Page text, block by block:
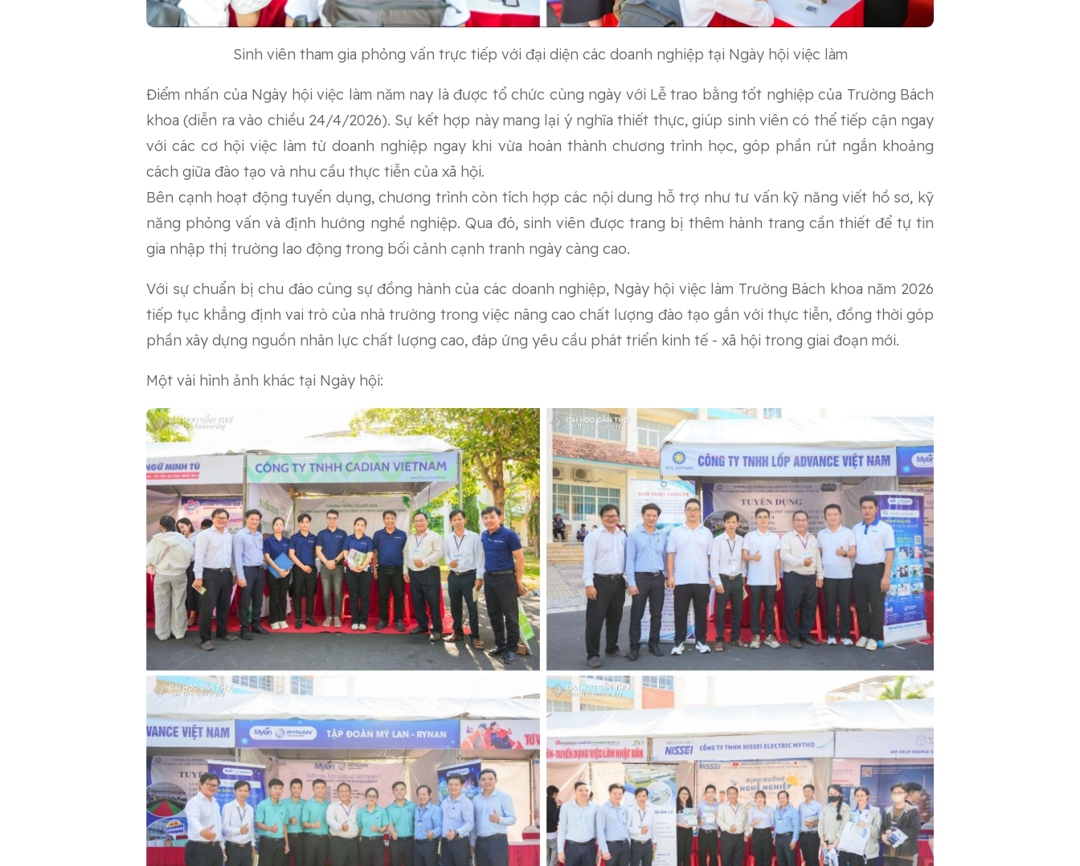
Sinh viên tham gia phỏng vấn trực tiếp với đại diện các doanh nghiệp tại Ngày hội việc làm
Điểm nhấn của Ngày hội việc làm năm nay là được tổ chức cùng ngày với Lễ trao bằng tốt nghiệp của Trường Bách
khoa (diễn ra vào chiều 24/4/2026). Sự kết hợp này mang lại ý nghĩa thiết thực, giúp sinh viên có thể tiếp cận ngay
với các cơ hội việc làm từ doanh nghiệp ngay khi vừa hoàn thành chương trình học, góp phần rút ngắn khoảng
cách giữa đào tạo và nhu cầu thực tiễn của xã hội.
Bên cạnh hoạt động tuyển dụng, chương trình còn tích hợp các nội dung hỗ trợ như tư vấn kỹ năng viết hồ sơ, kỹ
năng phỏng vấn và định hướng nghề nghiệp. Qua đó, sinh viên được trang bị thêm hành trang cần thiết để tự tin
gia nhập thị trường lao động trong bối cảnh cạnh tranh ngày càng cao.
Với sự chuẩn bị chu đáo cùng sự đồng hành của các doanh nghiệp, Ngày hội việc làm Trường Bách khoa năm 2026
tiếp tục khẳng định vai trò của nhà trường trong việc nâng cao chất lượng đào tạo gắn với thực tiễn, đồng thời góp
phần xây dựng nguồn nhân lực chất lượng cao, đáp ứng yêu cầu phát triển kinh tế - xã hội trong giai đoạn mới.
Một vài hình ảnh khác tại Ngày hội: